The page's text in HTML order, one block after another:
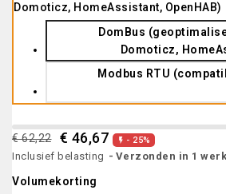
Domoticz, HomeAssistant, OpenHAB)
DomBus
Domoticz,
Modbus RTU
€ 62,22 € 46,67  - 25%
Inclusief belasting Verzonden in 1
Volumekorting